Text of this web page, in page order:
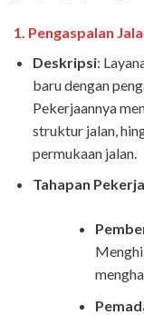
1. Pengaspalan
Deskripsi:
baru dengan
Pekerjaannya
struktur jalan,
permukaan jalan.
Tahapan